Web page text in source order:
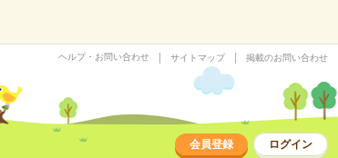
ヘルプ・お問い合わせ サイトマップ 掲載のお問い合わせ
会員登録 ログイン